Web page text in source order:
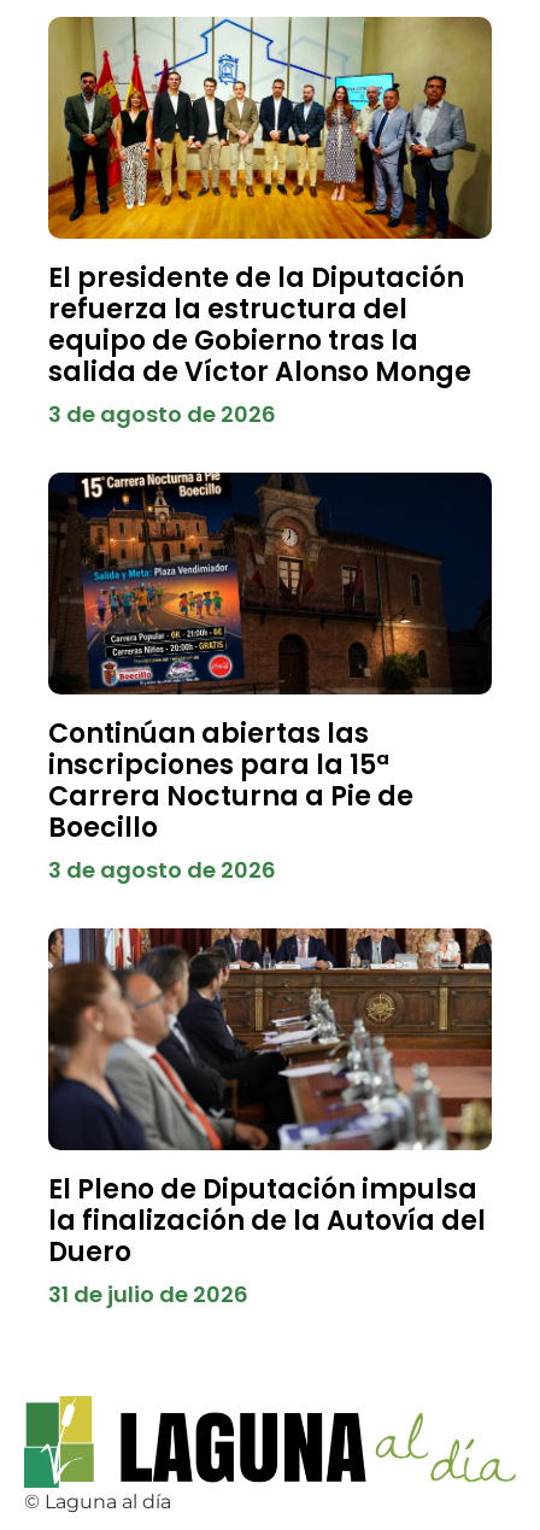
El presidente de la Diputación
refuerza la estructura del
equipo de Gobierno tras la
salida de Víctor Alonso Monge
3 de agosto de 2026
Continúan abiertas las
inscripciones para la 15ª
Carrera Nocturna a Pie de
Boecillo
3 de agosto de 2026
El Pleno de Diputación impulsa
la finalización de la Autovía del
Duero
31 de julio de 2026
© Laguna al día